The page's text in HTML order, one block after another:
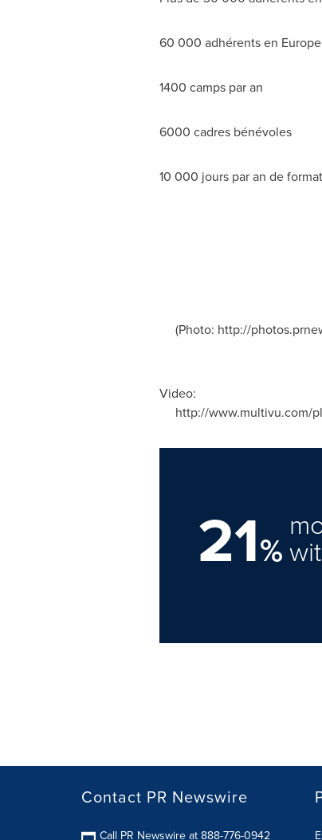
60 000 adhérents en Europe
1400 camps par an
6000 cadres bénévoles
10 000 jours par an de
(Photo: http://
Video:
http://www.multivu.com/
21%
Contact PR Newswire
Call PR Newswire at 888-776-0942